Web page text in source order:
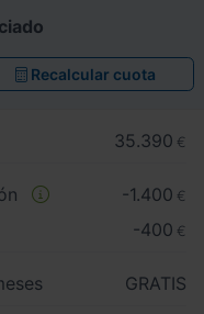
Recalcular cuota
35.390 €
-1.400 €
-400 €
GRATIS